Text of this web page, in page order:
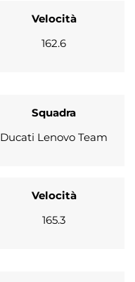
Velocità
162.6
Squadra
Ducati Lenovo Team
Velocità
165.3